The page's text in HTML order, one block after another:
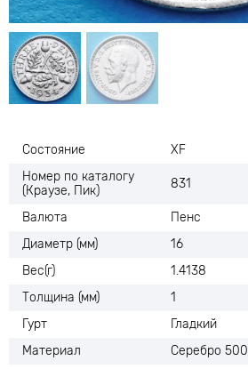
Состояние
XF
Номер по каталогу
(Краузе, Пик)
831
Валюта
Пенс
Диаметр (мм)
16
Вес(г)
1.4138
Толщина (мм)
1
Гурт
Гладкий
Материал
Серебро 500